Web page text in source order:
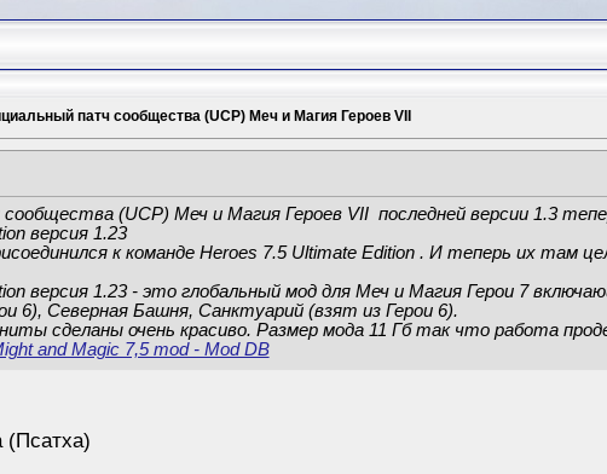
патч сообщества (UCP) Меч и Магия Героев VII
(UCP) Меч и Магия Героев VII последней версии 1.3
версия 1.23
к команде Heroes 7.5 Ultimate Edition . И теперь их там
версия 1.23 - это глобальный мод для Меч и Магия Герои 7
6), Северная Башня, Санктуарий (взят из Герои 6).
сделаны очень красиво. Размер мода 11 Гб так что работа
and Magic 7,5 mod - Mod DB
(Псатха)